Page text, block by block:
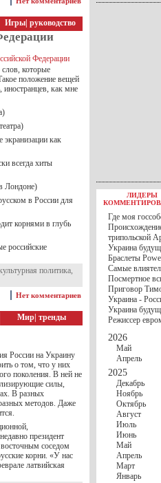
Игры руководство
которые
положение вещей
как мне
экранизации как
всегда хиты
Лондоне)
в России для
корнями в глубь
российские
политика,
Нет комментариев
Мир| тренды
России на Украину
о том, что у них
поколения. В ней не
силы,
В разных
методов. Даже
президент
соседом
корни. «У нас
латвийская
05 Января
Киев
30 Ноября С 1
30 Ноября
РФ
27 Ноября
ВВП
госбюджете
27 Ноября
Турции
17 Ноября
шестилетнего
16 Ноября
13 Ноября
10 Ноября
10 Ноября
особом статусе
03 Ноября
ЛИДЕРЫ
Где моя
трипольской
Украина
Браслеты
Самые
Посмертное
Приговор
Украина -
Украина
Режиссер
2026
Май
Апрель
2025
Декабрь
Ноябрь
Октябрь
Август
Июль
Июнь
Май
Апрель
Март
Январь